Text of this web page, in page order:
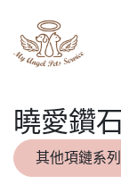
曉愛鑽
其他項鏈系列